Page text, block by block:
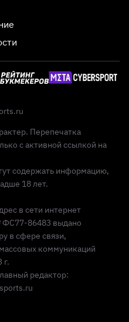
Перепечатка
с активной ссылкой на
содержать информацию,
18 лет.
в сети интернет
ФС77-86483 выдано
в сфере связи,
коммуникаций
г.
редактор: